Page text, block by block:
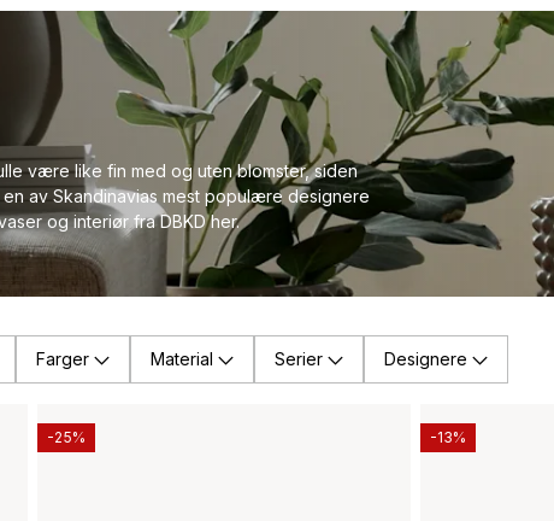
være like fin med og uten blomster, siden
av Skandinavias mest populære designere
og interiør fra DBKD her.
Farger Material Serier Designere
-25% -13%